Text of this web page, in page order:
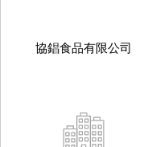
協錩食品有限公司